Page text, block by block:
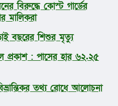
বিরুদ্ধে কোস্ট গার্ডের
মালিকরা
বছরের শিশুর মৃত্যু
: পাসের হার ৬২.২৫
তথ্য রোধে আলোচনা